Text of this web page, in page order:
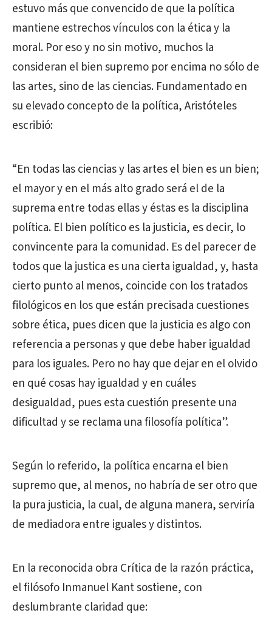
estuvo más que convencido de que la política
mantiene estrechos vínculos con la ética y la
moral. Por eso y no sin motivo, muchos la
consideran el bien supremo por encima no sólo de
las artes, sino de las ciencias. Fundamentado en
su elevado concepto de la política, Aristóteles
escribió:
“En todas las ciencias y las artes el bien es un bien;
el mayor y en el más alto grado será el de la
suprema entre todas ellas y éstas es la disciplina
política. El bien político es la justicia, es decir, lo
convincente para la comunidad. Es del parecer de
todos que la justica es una cierta igualdad, y, hasta
cierto punto al menos, coincide con los tratados
filológicos en los que están precisada cuestiones
sobre ética, pues dicen que la justicia es algo con
referencia a personas y que debe haber igualdad
para los iguales. Pero no hay que dejar en el olvido
en qué cosas hay igualdad y en cuáles
desigualdad, pues esta cuestión presente una
dificultad y se reclama una filosofía política”.
Según lo referido, la política encarna el bien
supremo que, al menos, no habría de ser otro que
la pura justicia, la cual, de alguna manera, serviría
de mediadora entre iguales y distintos.
En la reconocida obra Crítica de la razón práctica,
el filósofo Inmanuel Kant sostiene, con
deslumbrante claridad que: